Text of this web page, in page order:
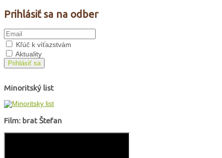
Prihlásiť sa na odber
Kľúč k víťazstvám
Aktuality
Prihlásiť sa
Minoritský list
Film: brat Štefan